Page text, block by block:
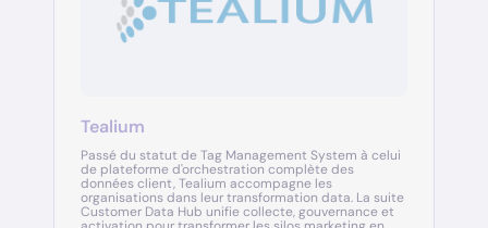
Tealium
Passé du statut de Tag Management System à celui
de plateforme d'orchestration complète des
données client, Tealium accompagne les
organisations dans leur transformation data. La suite
Customer Data Hub unifie collecte, gouvernance et